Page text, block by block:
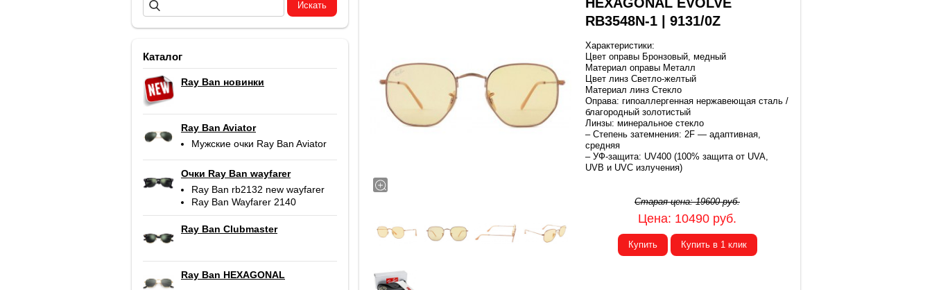
Каталог
Ray Ban новинки
Ray Ban Aviator
Мужские очки Ray Ban Aviator
Очки Ray Ban wayfarer
Ray Ban rb2132 new wayfarer
Ray Ban Wayfarer 2140
Ray Ban Clubmaster
Ray Ban HEXAGONAL
RB3548N-1 | 9131/0Z
Характеристики:
Цвет оправы Бронзовый, медный
Материал оправы Металл
Цвет линз Светло-желтый
Материал линз Стекло
Оправа: гипоаллергенная нержавеющая сталь /
благородный золотистый
Линзы: минеральное стекло
– Степень затемнения: 2F — адаптивная,
средняя
– УФ-защита: UV400 (100% защита от UVA,
UVB и UVC излучения)
Старая цена:19600руб.
Цена: 10490 руб.
Купить Купить в 1 клик